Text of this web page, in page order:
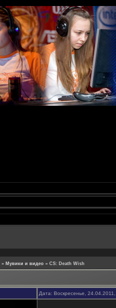
» Мувики и видео » CS: Death Wish
Дата: Воскресенье,